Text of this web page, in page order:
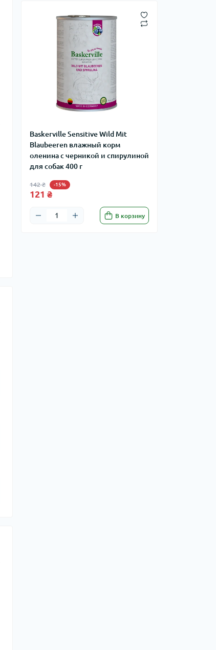
Baskerville Sensitive Wild Mit
Blaubeeren влажный корм
оленина с черникой и спирулиной
для собак 400 г
142 ₴ -15%
121 ₴
В корзину